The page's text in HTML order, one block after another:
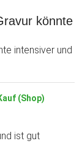
könnte
intensiver und
(Shop)
ist gut